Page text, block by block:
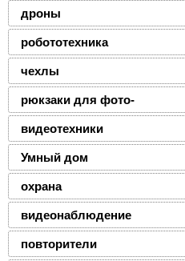
дроны
робототехника
чехлы
рюкзаки для фото-
видеотехники
Умный дом
охрана
видеонаблюдение
повторители